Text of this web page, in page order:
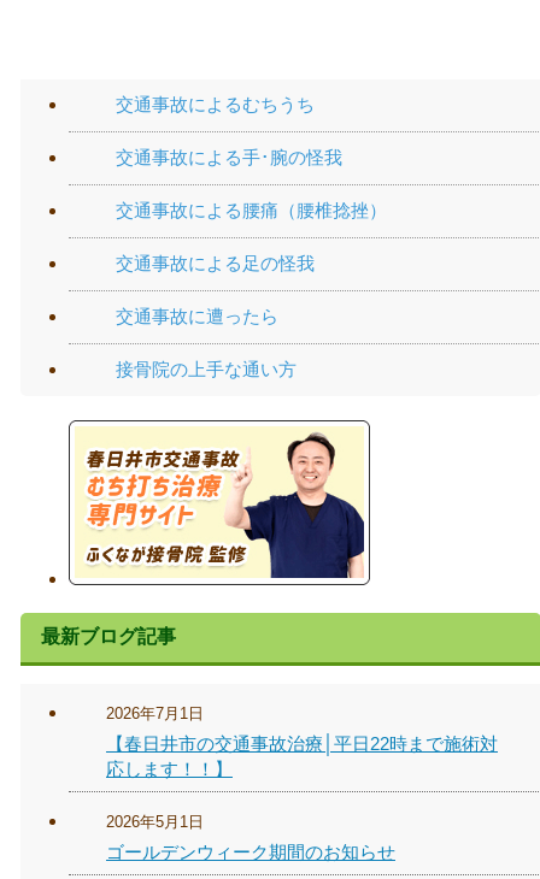
交通事故によるむちうち
交通事故による手･腕の怪我
交通事故による腰痛（腰椎捻挫）
交通事故による足の怪我
交通事故に遭ったら
接骨院の上手な通い方
最新ブログ記事
2026年7月1日
【春日井市の交通事故治療│平日22時まで施術対
応します！！】
2026年5月1日
ゴールデンウィーク期間のお知らせ